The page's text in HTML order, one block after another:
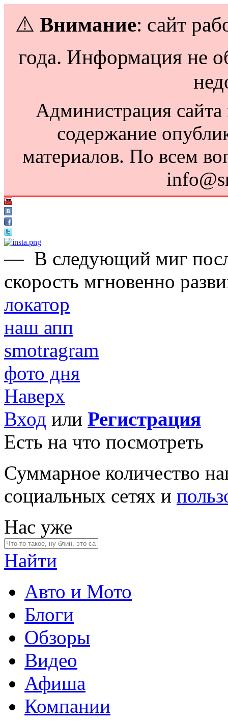
⚠️ Внимание: сайт
года. Информация не
Администрация сайта
содержание
материалов. По всем
— В следующий миг
скорость мгновенно
локатор
наш апп
smotragram
фото дня
Наверх
Вход или Регистрация
Есть на что посмотреть
Суммарное количество
социальных сетях и
Нас уже
Найти
Авто и Мото
Блоги
Обзоры
Видео
Афиша
Компании